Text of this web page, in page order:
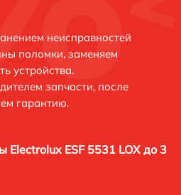
неисправностей
поломки, заменяем
устройства.
запчасти, после
гарантию.
ESF 5531 LOX до 3